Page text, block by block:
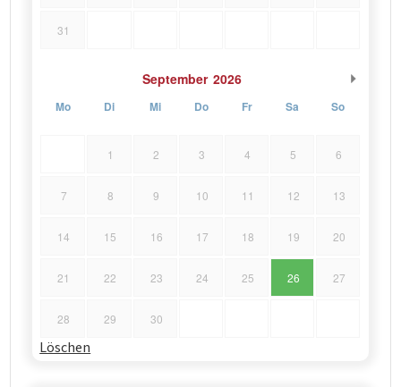
31
September 2026
Mo Di Mi Do Fr Sa So
1 2 3 4 5 6
7 8 9 10 11 12 13
14 15 16 17 18 19 20
21 22 23 24 25 26 27
28 29 30
Löschen